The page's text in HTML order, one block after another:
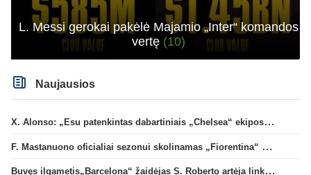
L. Messi gerokai pakėlė Majamio „Inter“ komandos
vertę (10)
Naujausios
X. Alonso: „Esu patenkintas dabartiniais „Chelsea“ ekipos vartininkais“
F. Mastanuono oficialiai sezonui skolinamas „Fiorentina“ ekipai
Buvęs ilgametis„Barcelona“ žaidėjas S. Roberto artėja link persikėlimo į MLS